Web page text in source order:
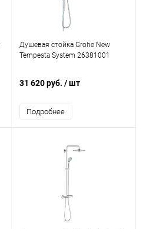
Душевая стойка Grohe New
Tempesta System 26381001
31 620 руб. / шт
Подробнее